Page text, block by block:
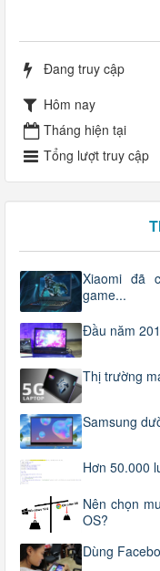
Đang truy cập
Hôm nay
Tháng hiện tại
Tổng lượt truy cập
Xiaomi đã
game...
Đầu năm
Thị trường
Samsung
Hơn 50.000
Nên chọn
OS?
Dùng